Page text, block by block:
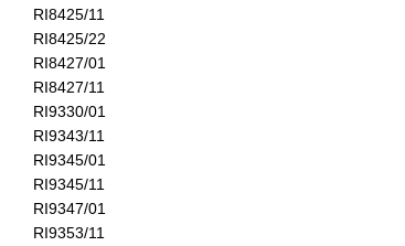
RI8425/11
RI8425/22
RI8427/01
RI8427/11
RI9330/01
RI9343/11
RI9345/01
RI9345/11
RI9347/01
RI9353/11